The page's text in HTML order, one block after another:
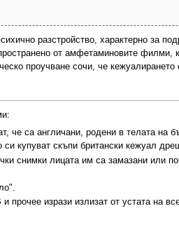
разстройство, характерно за
от амфетаминовите филми,
проучване сочи, че
че са англичани, родени в телата на
си купуват скъпи британски кежуал
снимки лицата им са замазани или
изрази излизат от устата на